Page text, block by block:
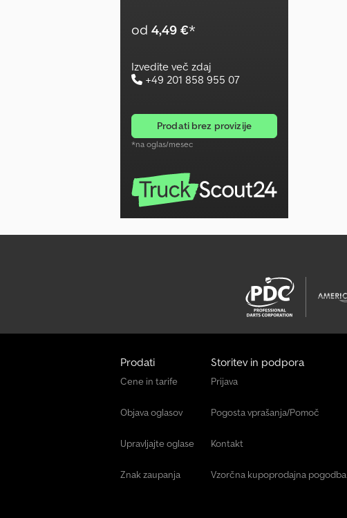
od 4,49 €*
Izvedite več zdaj
+49 201 858 955 07
prodati brez provizije
*na oglas/mesec
Prodati
Cene in tarife
Objava oglasov
Upravljajte oglase
Znak zaupanja
Storitev in podpora
Prijava
Pogosta vprašanja/Pomoč
Kontakt
Vzorčna kupoprodajna pogodba